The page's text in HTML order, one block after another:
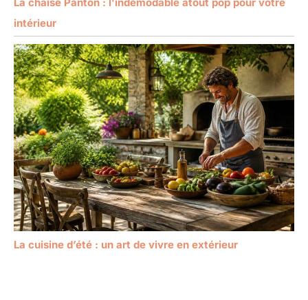
intérieur
La cuisine d’été : un art de vivre en extérieur